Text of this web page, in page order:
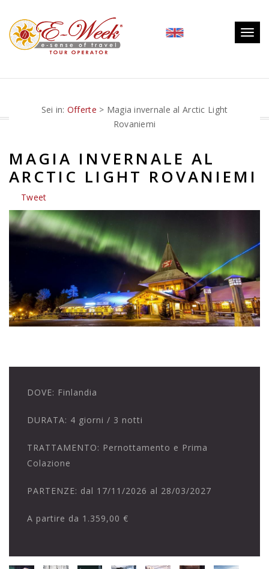
Sei in: Offerte > Magia invernale al Arctic Light
Rovaniemi
MAGIA INVERNALE AL
ARCTIC LIGHT ROVANIEMI
Tweet
DOVE: Finlandia
DURATA: 4 giorni / 3 notti
TRATTAMENTO: Pernottamento e Prima
Colazione
PARTENZE: dal 17/11/2026 al 28/03/2027
A partire da 1.359,00 €